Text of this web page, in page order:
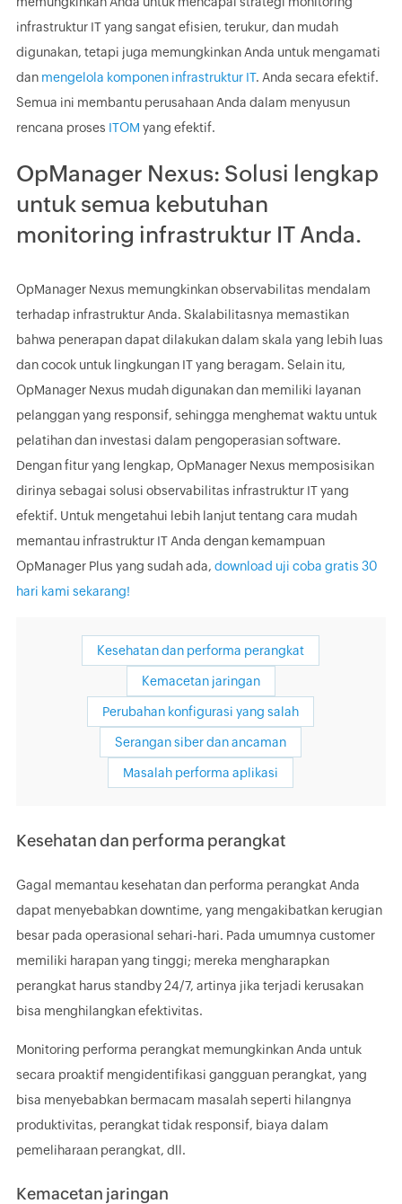
infrastruktur IT yang sangat efisien, terukur, dan mudah
digunakan, tetapi juga memungkinkan Anda untuk mengamati
dan mengelola komponen infrastruktur IT. Anda secara efektif.
Semua ini membantu perusahaan Anda dalam menyusun
rencana proses ITOM yang efektif.
OpManager Nexus: Solusi lengkap
untuk semua kebutuhan
monitoring infrastruktur IT Anda.
OpManager Nexus memungkinkan observabilitas mendalam
terhadap infrastruktur Anda. Skalabilitasnya memastikan
bahwa penerapan dapat dilakukan dalam skala yang lebih luas
dan cocok untuk lingkungan IT yang beragam. Selain itu,
OpManager Nexus mudah digunakan dan memiliki layanan
pelanggan yang responsif, sehingga menghemat waktu untuk
pelatihan dan investasi dalam pengoperasian software.
Dengan fitur yang lengkap, OpManager Nexus memposisikan
dirinya sebagai solusi observabilitas infrastruktur IT yang
efektif. Untuk mengetahui lebih lanjut tentang cara mudah
memantau infrastruktur IT Anda dengan kemampuan
OpManager Plus yang sudah ada, download uji coba gratis 30
hari kami sekarang!
Kesehatan dan performa perangkat
Kemacetan jaringan
Perubahan konfigurasi yang salah
Serangan siber dan ancaman
Masalah performa aplikasi
Kesehatan dan performa perangkat
Gagal memantau kesehatan dan performa perangkat Anda
dapat menyebabkan downtime, yang mengakibatkan kerugian
besar pada operasional sehari-hari. Pada umumnya customer
memiliki harapan yang tinggi; mereka mengharapkan
perangkat harus standby 24/7, artinya jika terjadi kerusakan
bisa menghilangkan efektivitas.
Monitoring performa perangkat memungkinkan Anda untuk
secara proaktif mengidentifikasi gangguan perangkat, yang
bisa menyebabkan bermacam masalah seperti hilangnya
produktivitas, perangkat tidak responsif, biaya dalam
pemeliharaan perangkat, dll.
Kemacetan jaringan